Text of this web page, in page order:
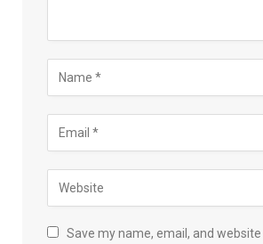
Save my name, email, and